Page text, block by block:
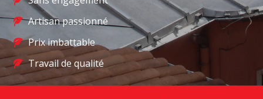
Artisan passionné
Prix imbattable
Travail de qualité